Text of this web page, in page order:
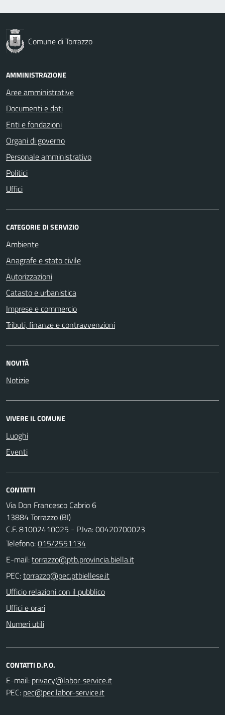
Comune di Torrazzo
AMMINISTRAZIONE
Aree amministrative
Documenti e dati
Enti e fondazioni
Organi di governo
Personale amministrativo
Politici
Uffici
CATEGORIE DI SERVIZIO
Ambiente
Anagrafe e stato civile
Autorizzazioni
Catasto e urbanistica
Imprese e commercio
Tributi, finanze e contravvenzioni
NOVITÀ
Notizie
VIVERE IL COMUNE
Luoghi
Eventi
CONTATTI
Via Don Francesco Cabrio 6
13884 Torrazzo (BI)
C.F. 81002410025 - P.Iva: 00420700023
Telefono:015/2551134
E-mail:
PEC:
Ufficio relazioni con il pubblico
Uffici e orari
Numeri utili
CONTATTI D.P.O.
E-mail:
PEC: